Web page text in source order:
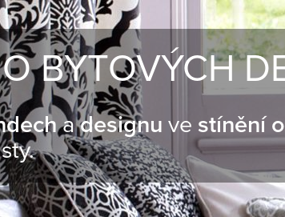
BYTOVÝCH
adesignu ve stínění